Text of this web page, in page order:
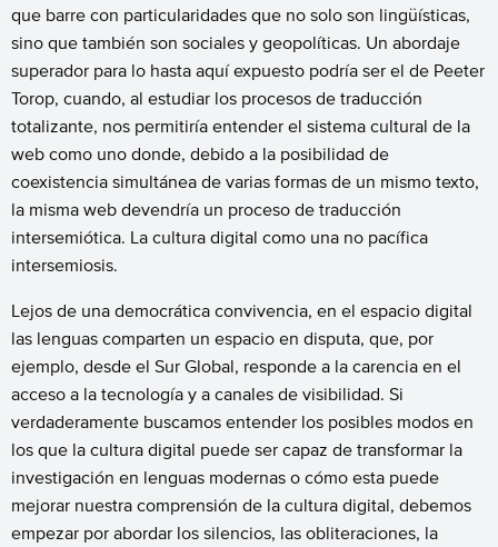
que barre con particularidades que no solo son lingüísticas,
sino que también son sociales y geopolíticas. Un abordaje
superador para lo hasta aquí expuesto podría ser el de Peeter
Torop, cuando, al estudiar los procesos de traducción
totalizante, nos permitiría entender el sistema cultural de la
web como uno donde, debido a la posibilidad de
coexistencia simultánea de varias formas de un mismo texto,
la misma web devendría un proceso de traducción
intersemiótica. La cultura digital como una no pacífica
intersemiosis.
Lejos de una democrática convivencia, en el espacio digital
las lenguas comparten un espacio en disputa, que, por
ejemplo, desde el Sur Global, responde a la carencia en el
acceso a la tecnología y a canales de visibilidad. Si
verdaderamente buscamos entender los posibles modos en
los que la cultura digital puede ser capaz de transformar la
investigación en lenguas modernas o cómo esta puede
mejorar nuestra comprensión de la cultura digital, debemos
empezar por abordar los silencios, las obliteraciones, la